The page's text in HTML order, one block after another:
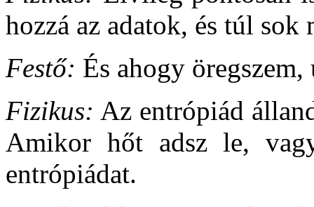
hozzá az adatok, és túl sok
Festő: És ahogy
Fizikus: Az entrópiád
Amikor hőt adsz le,
entrópiádat.